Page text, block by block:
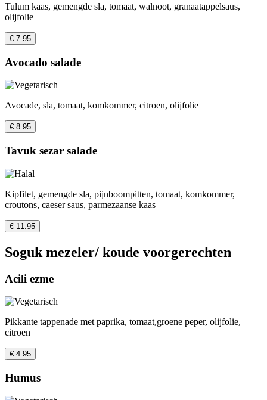
Tulum kaas, gemengde sla, tomaat, walnoot, granaatappelsaus,
olijfolie
€ 7.95
Avocado salade
Avocade, sla, tomaat, komkommer, citroen, olijfolie
€ 8.95
Tavuk sezar salade
Kipfilet, gemengde sla, pijnboompitten, tomaat, komkommer,
croutons, caeser saus, parmezaanse kaas
€ 11.95
Soguk mezeler/ koude voorgerechten
Acili ezme
Pikkante tappenade met paprika, tomaat,groene peper, olijfolie,
citroen
€ 4.95
Humus